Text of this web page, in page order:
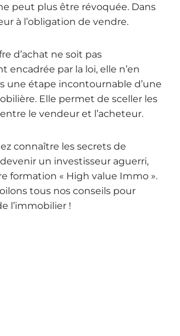
peut plus être révoquée. Dans
à l’obligation de vendre.
d’achat ne soit pas
encadrée par la loi, elle n’en
une étape incontournable d’une
Elle permet de sceller les
le vendeur et l’acheteur.
connaître les secrets de
un investisseur aguerri,
formation « High value Immo ».
tous nos conseils pour
l’immobilier !